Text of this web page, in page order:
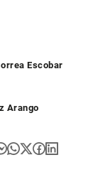
Escobar
Arango